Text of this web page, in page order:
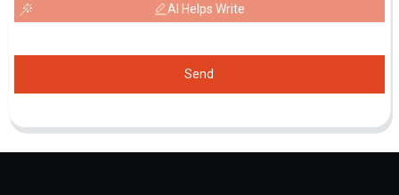
AI Helps Write
Send